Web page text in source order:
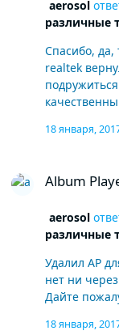
aerosol
различные
Спасибо, да,
realtek
18 января,
Album
aerosol
различные
Удалил AP
нет ни
Дайте
18 января,